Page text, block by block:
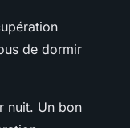
de dormir
nuit. Un bon